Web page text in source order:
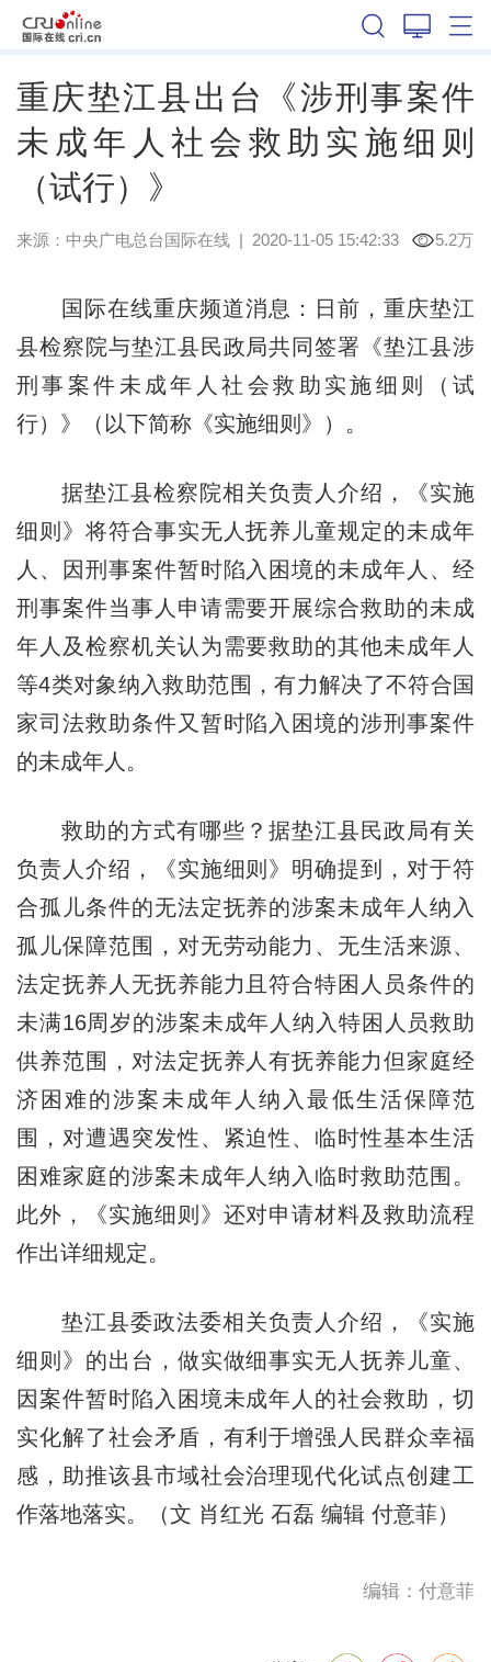
重庆垫江县出台《涉刑事案件
未成年人社会救助实施细则
（试行）》
来源： 中央广电总台国际在线| 2020-11-05 15:42:33 5.2万
国际在线重庆频道消息：日前，重庆垫江
县检察院与垫江县民政局共同签署《垫江县涉
刑事案件未成年人社会救助实施细则（试
行）》（以下简称《实施细则》）。
据垫江县检察院相关负责人介绍，《实施
细则》将符合事实无人抚养儿童规定的未成年
人、因刑事案件暂时陷入困境的未成年人、经
刑事案件当事人申请需要开展综合救助的未成
年人及检察机关认为需要救助的其他未成年人
等4类对象纳入救助范围，有力解决了不符合国
家司法救助条件又暂时陷入困境的涉刑事案件
的未成年人。
救助的方式有哪些？据垫江县民政局有关
负责人介绍，《实施细则》明确提到，对于符
合孤儿条件的无法定抚养的涉案未成年人纳入
孤儿保障范围，对无劳动能力、无生活来源、
法定抚养人无抚养能力且符合特困人员条件的
未满16周岁的涉案未成年人纳入特困人员救助
供养范围，对法定抚养人有抚养能力但家庭经
济困难的涉案未成年人纳入最低生活保障范
围，对遭遇突发性、紧迫性、临时性基本生活
困难家庭的涉案未成年人纳入临时救助范围。
此外，《实施细则》还对申请材料及救助流程
作出详细规定。
垫江县委政法委相关负责人介绍，《实施
细则》的出台，做实做细事实无人抚养儿童、
因案件暂时陷入困境未成年人的社会救助，切
实化解了社会矛盾，有利于增强人民群众幸福
感，助推该县市域社会治理现代化试点创建工
作落地落实。（文 肖红光 石磊 编辑 付意菲）
编辑：付意菲